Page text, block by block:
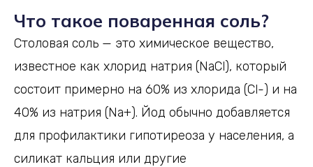
Что такое поваренная соль?
Столовая соль — это химическое вещество,
известное как хлорид натрия (NaCl), который
состоит примерно на 60% из хлорида (Cl-) и на
40% из натрия (Na+). Йод обычно добавляется
для профилактики гипотиреоза у населения, а
силикат кальция или другие